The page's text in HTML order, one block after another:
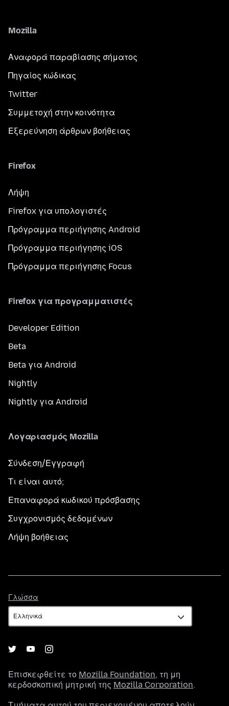
Mozilla
Αναφορά παραβίασης σήματος
Πηγαίος κώδικας
Twitter
Συμμετοχή στην κοινότητα
Εξερεύνηση άρθρων βοήθειας
Firefox
Λήψη
Firefox για υπολογιστές
Πρόγραμμα περιήγησης Android
Πρόγραμμα περιήγησης iOS
Πρόγραμμα περιήγησης Focus
Firefox για προγραμματιστές
Developer Edition
Beta
Beta για Android
Nightly
Nightly για Android
Λογαριασμός Mozilla
Σύνδεση/Εγγραφή
Τι είναι αυτό;
Επαναφορά κωδικού πρόσβασης
Συγχρονισμός δεδομένων
Λήψη βοήθειας
Γλώσσα
Επισκεφθείτε το Mozilla Foundation, τη μη
κερδοσκοπική μητρική της Mozilla Corporation.